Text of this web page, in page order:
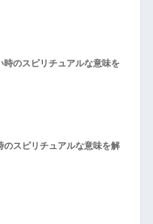
時のスピリチュアルな意味を
のスピリチュアルな意味を解